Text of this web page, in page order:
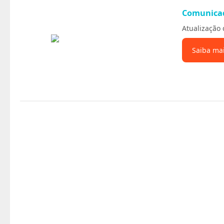
Atualização
Saiba